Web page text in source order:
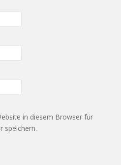
in diesem Browser für
speichern.